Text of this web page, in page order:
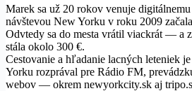
Marek sa už 20 rokov venuje
návštevou New Yorku v roku 2009
Odvtedy sa do mesta vrátil viackrát — a
stála okolo 300 €.
Cestovanie a hľadanie lacných leteniek
Yorku rozprával pre Rádio FM,
webov — okrem newyorkcity.sk aj